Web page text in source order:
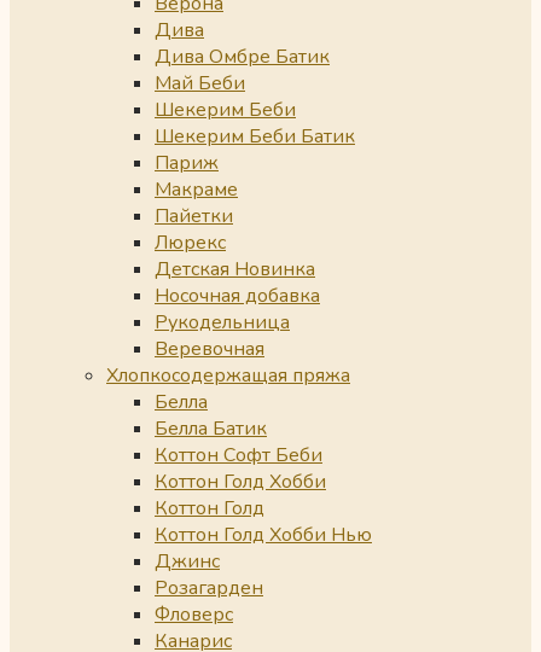
Дива
Дива Омбре Батик
Май Беби
Шекерим Беби
Шекерим Беби Батик
Париж
Макраме
Пайетки
Люрекс
Детская Новинка
Носочная добавка
Рукодельница
Веревочная
Хлопкосодержащая пряжа
Белла
Белла Батик
Коттон Софт Беби
Коттон Голд Хобби
Коттон Голд
Коттон Голд Хобби Нью
Джинс
Розагарден
Фловерс
Канарис